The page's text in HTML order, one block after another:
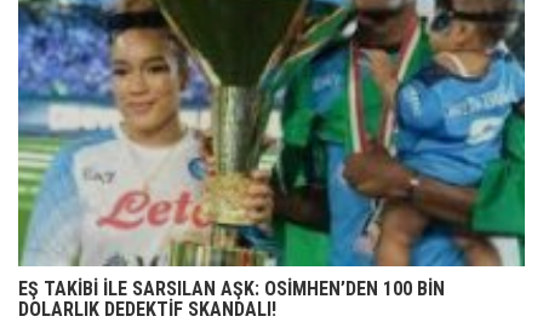
EŞ TAKİBİ İLE SARSILAN AŞK: OSİMHEN’DEN 100 BİN
DOLARLIK DEDEKTİF SKANDALI!